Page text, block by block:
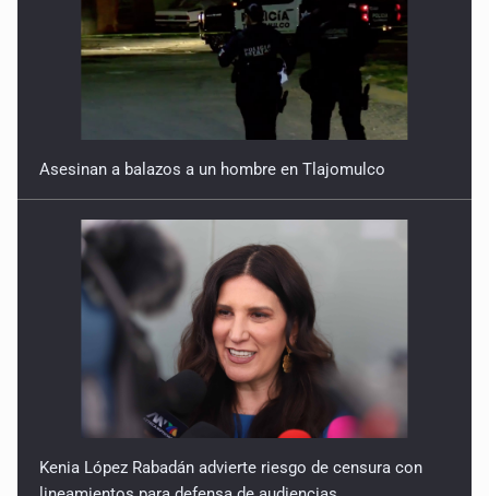
Asesinan a balazos a un hombre en Tlajomulco
Kenia López Rabadán advierte riesgo de censura con
lineamientos para defensa de audiencias